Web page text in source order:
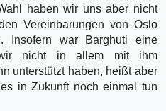
haben wir uns aber nicht
Vereinbarungen von Oslo
Insofern war Barghuti eine
nicht in allem mit ihm
unterstützt haben, heißt aber
in Zukunft noch einmal tun